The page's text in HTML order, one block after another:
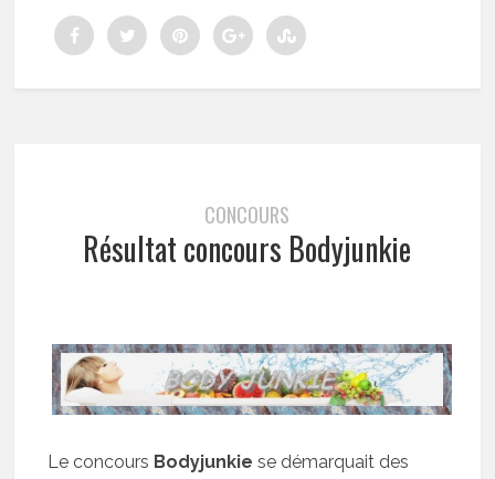
CONCOURS
Résultat concours Bodyjunkie
Le concours Bodyjunkie se démarquait des